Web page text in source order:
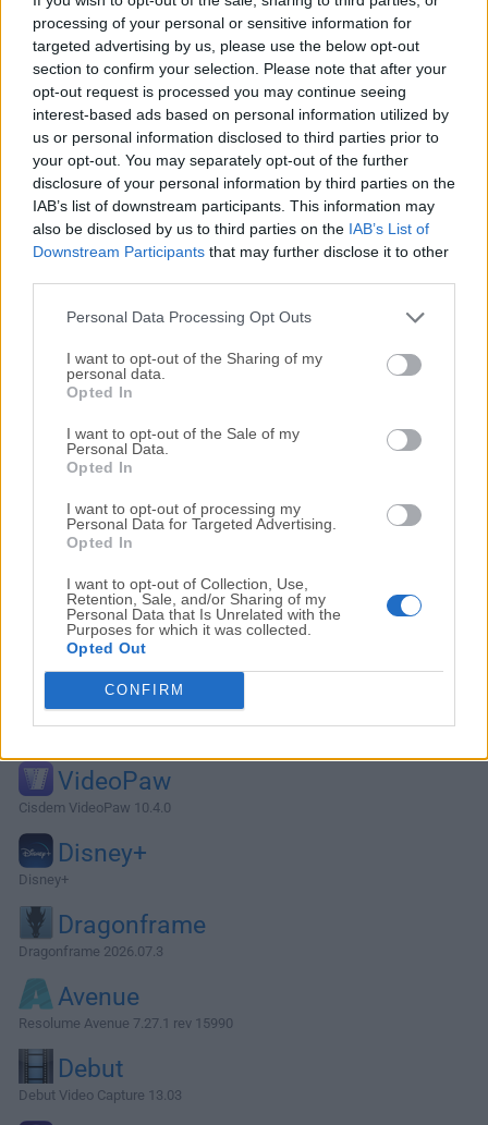
processing of your personal or sensitive information for
targeted advertising by us, please use the below opt-out
section to confirm your selection. Please note that after your
opt-out request is processed you may continue seeing
interest-based ads based on personal information utilized by
us or personal information disclosed to third parties prior to
your opt-out. You may separately opt-out of the further
disclosure of your personal information by third parties on the
IAB’s list of downstream participants. This information may
also be disclosed by us to third parties on the IAB’s List of
Downstream Participants that may further disclose it to other
Personal Data Processing Opt Outs
I want to opt-out of the Sharing of my
personal data.
Opted In
I want to opt-out of the Sale of my
Personal Data.
Opted In
I want to opt-out of processing my
Personal Data for Targeted Advertising.
Opted In
I want to opt-out of Collection, Use,
Retention, Sale, and/or Sharing of my
Personal Data that Is Unrelated with the
Purposes for which it was collected.
Opted Out
CONFIRM
directo, que permite a usuarios de todos los niveles de
conocimiento técnico capturar y mezclar vídeo y audio en
tiempo real de múltiples fuentes y transmitirlo a
internet.Incluye soporte para captura de pantalla completa,
captura de ventanas, imágenes, texto, ventanas de
navegador, cámaras web y tarjetas de captura, cubriendo
las necesidades de usuarios domésticos, educadores,
estudiantes y profesionales. Hoy en día, OBS Studio es
ampliamente utilizado por jugadores, educadores y
creadores de contenido para crear contenido de vídeo de
alta calidad para diversas plataformas.La aplicación es
compatible con el procesamie...
VideoPaw
Cisdem VideoPaw 10.4.0
Disney+
Disney+
Dragonframe
Dragonframe 2026.07.3
Avenue
Resolume Avenue 7.27.1 rev 15990
Debut
Debut Video Capture 13.03